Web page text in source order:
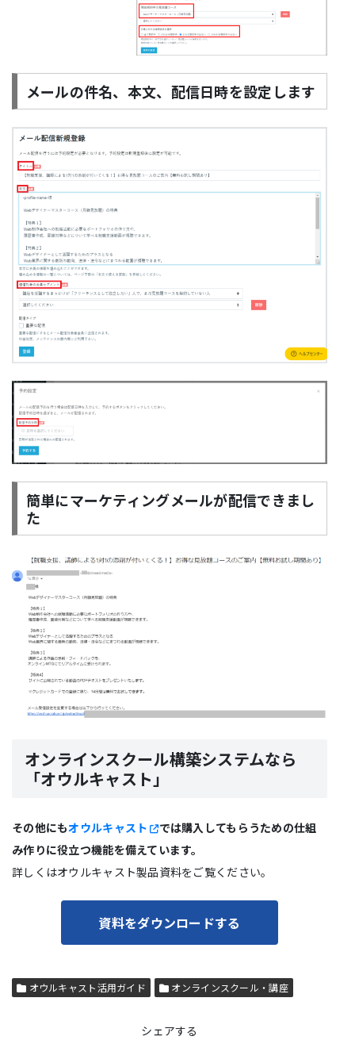
メールの件名、本文、配信日時を設定します
簡単にマーケティングメールが配信できまし
た
オンラインスクール構築システムなら
「オウルキャスト」
その他にもオウルキャスト
では購入してもらうための仕組
み作りに役立つ機能を備えています。
詳しくはオウルキャスト製品資料をご覧ください。
資料をダウンロードする
オウルキャスト活用ガイド オンラインスクール・講座
シェアする